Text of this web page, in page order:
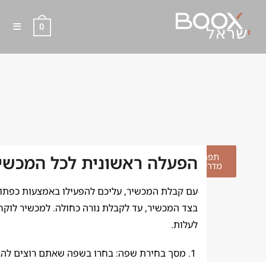
0
תפריט
מדריכיםהפעלה ראשונית לכל
עם קבלת המכשיר, עליכם להפעילו באמצעות
בצד המכשיר, עד לקבלת נורה כחולה. למכשיר
לעלות.
מסך בחירת שפה: בחרו בשפה שאתם רוצים